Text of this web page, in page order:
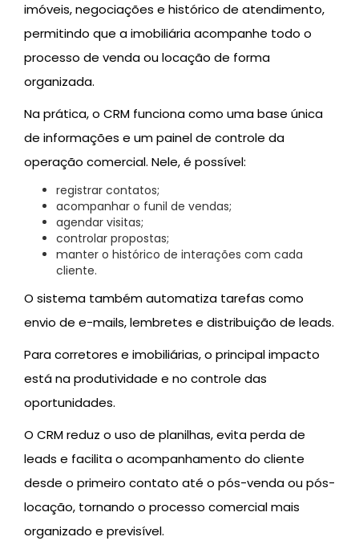
imóveis, negociações e histórico de atendimento,
permitindo que a imobiliária acompanhe todo o
processo de venda ou locação de forma
organizada.
Na prática, o CRM funciona como uma base única
de informações e um painel de controle da
operação comercial. Nele, é possível:
registrar contatos;
acompanhar o funil de vendas;
agendar visitas;
controlar propostas;
manter o histórico de interações com cada
cliente.
O sistema também automatiza tarefas como
envio de e-mails, lembretes e distribuição de leads.
Para corretores e imobiliárias, o principal impacto
está na produtividade e no controle das
oportunidades.
O CRM reduz o uso de planilhas, evita perda de
leads e facilita o acompanhamento do cliente
desde o primeiro contato até o pós-venda ou pós-
locação, tornando o processo comercial mais
organizado e previsível.